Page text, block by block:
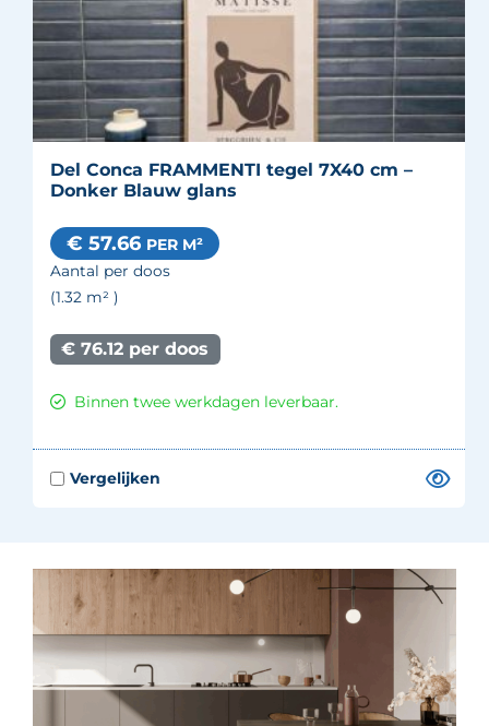
Del Conca FRAMMENTI tegel 7X40 cm –
Donker Blauw glans
€ 57.66 PER M²
Aantal per doos
(1.32 m² )
€ 76.12 per doos
Binnen twee werkdagen leverbaar.